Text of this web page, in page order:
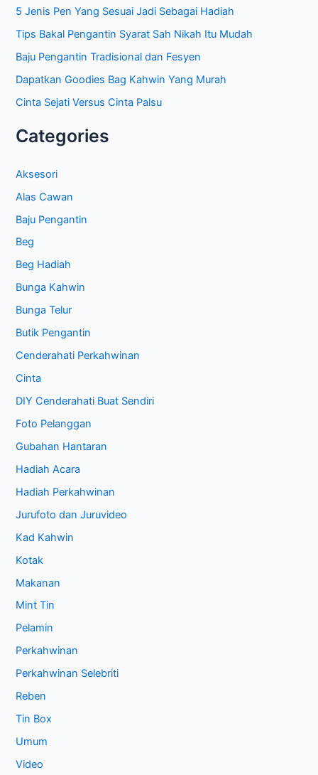
r
:
5 Jenis Pen Yang Sesuai Jadi Sebagai Hadiah
Tips Bakal Pengantin Syarat Sah Nikah Itu Mudah
Baju Pengantin Tradisional dan Fesyen
Dapatkan Goodies Bag Kahwin Yang Murah
Cinta Sejati Versus Cinta Palsu
Categories
Aksesori
Alas Cawan
Baju Pengantin
Beg
Beg Hadiah
Bunga Kahwin
Bunga Telur
Butik Pengantin
Cenderahati Perkahwinan
Cinta
DIY Cenderahati Buat Sendiri
Foto Pelanggan
Gubahan Hantaran
Hadiah Acara
Hadiah Perkahwinan
Jurufoto dan Juruvideo
Kad Kahwin
Kotak
Makanan
Mint Tin
Pelamin
Perkahwinan
Perkahwinan Selebriti
Reben
Tin Box
Umum
Video